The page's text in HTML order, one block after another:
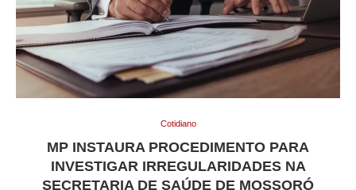
Cotidiano
MP INSTAURA PROCEDIMENTO PARA
INVESTIGAR IRREGULARIDADES NA
SECRETARIA DE SAÚDE DE MOSSORÓ